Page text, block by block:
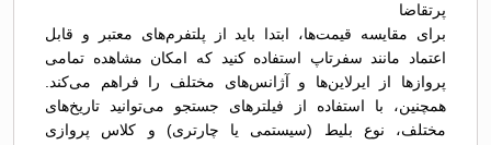
پرتقاضا
برای مقایسه قیمت‌ها، ابتدا باید از پلتفرم‌های معتبر و قابل
اعتماد مانند سفرتاپ استفاده کنید که امکان مشاهده تمامی
پروازها از ایرلاین‌ها و آژانس‌های مختلف را فراهم می‌کند.
همچنین، با استفاده از فیلترهای جستجو می‌توانید تاریخ‌های
مختلف، نوع بلیط (سیستمی یا چارتری) و کلاس پروازی